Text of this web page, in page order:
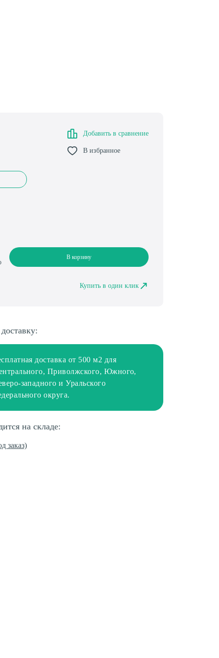
Добавить в сравнение
В избранное
В корзину
Купить в один клик
доставка от 500 м2 для
Приволжского, Южного,
западного и Уральского
округа.
на складе:
заказ)